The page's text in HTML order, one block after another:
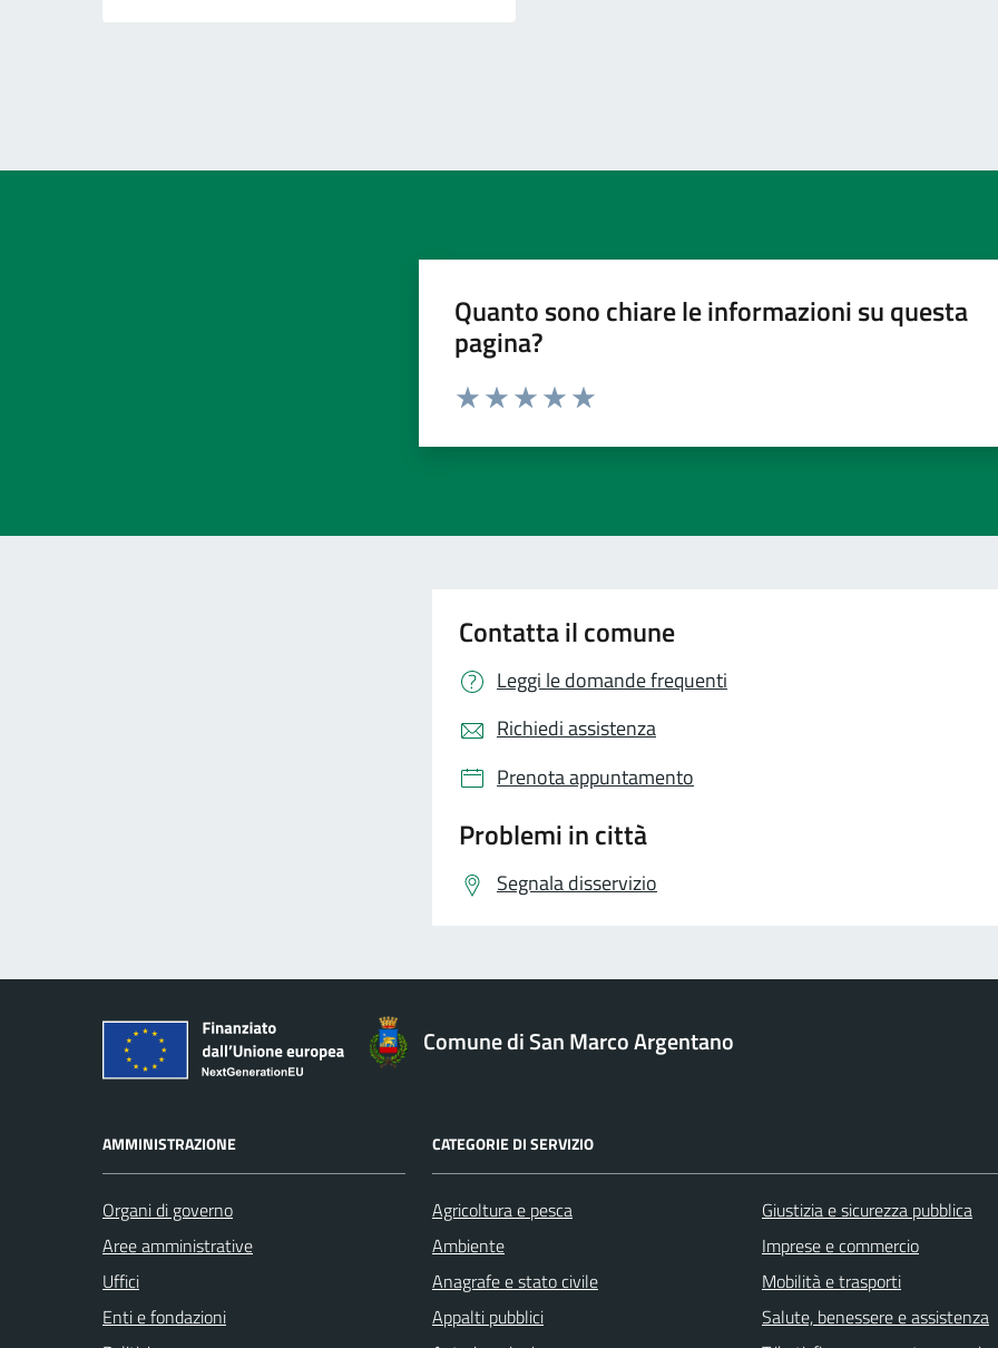
Quanto sono chiare le informazioni su questa
pagina?
Contatta il comune
Leggi le domande frequenti
Richiedi assistenza
Prenota appuntamento
Problemi in città
Segnala disservizio
Comune di San Marco Argentano
AMMINISTRAZIONE
Organi di governo
Aree amministrative
Uffici
Enti e fondazioni
CATEGORIE DI SERVIZIO
Agricoltura e pesca
Ambiente
Anagrafe e stato civile
Appalti pubblici
Giustizia e sicurezza pubblica
Imprese e commercio
Mobilità e trasporti
Salute, benessere e assistenza